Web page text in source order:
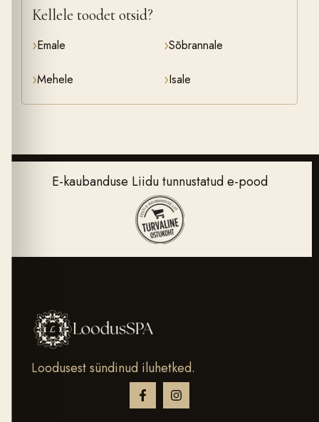
Kellele toodet otsid?
›Emale ›Sõbrannale
›Mehele ›Isale
E-kaubanduse Liidu tunnustatud e-pood
Loodusest sündinud iluhetked.